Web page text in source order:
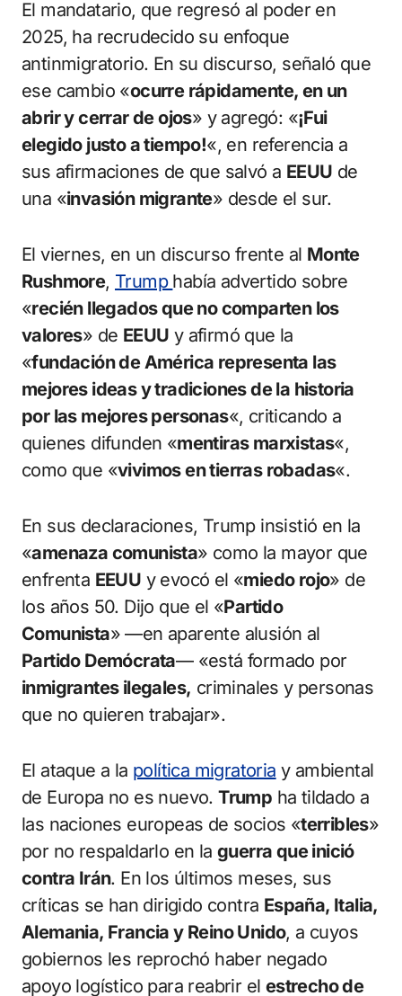
El mandatario, que regresó al poder en
2025, ha recrudecido su enfoque
antinmigratorio. En su discurso, señaló que
ese cambio «ocurre rápidamente, en un
abrir y cerrar de ojos» y agregó: «¡Fui
elegido justo a tiempo!«, en referencia a
sus afirmaciones de que salvó a EEUU de
una «invasión migrante» desde el sur.
El viernes, en un discurso frente al Monte
Rushmore, Trump había advertido sobre
«recién llegados que no comparten los
valores» de EEUU y afirmó que la
«fundación de América representa las
mejores ideas y tradiciones de la historia
por las mejores personas«, criticando a
quienes difunden «mentiras marxistas«,
como que «vivimos en tierras robadas«.
En sus declaraciones, Trump insistió en la
«amenaza comunista» como la mayor que
enfrenta EEUU y evocó el «miedo rojo» de
los años 50. Dijo que el «Partido
Comunista» —en aparente alusión al
Partido Demócrata— «está formado por
inmigrantes ilegales, criminales y personas
que no quieren trabajar».
El ataque a la política migratoria y ambiental
de Europa no es nuevo.Trump ha tildado a
las naciones europeas de socios «terribles»
por no respaldarlo en la guerra que inició
contra Irán. En los últimos meses, sus
críticas se han dirigido contra España, Italia,
Alemania, Francia y Reino Unido, a cuyos
gobiernos les reprochó haber negado
apoyo logístico para reabrir el estrecho de